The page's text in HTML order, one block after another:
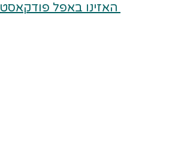
האזינו באפל פודקאסט